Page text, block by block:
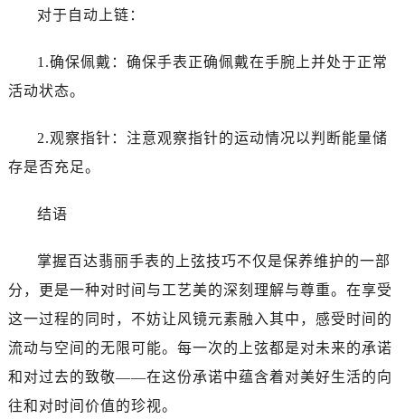
对于自动上链：
1.确保佩戴：确保手表正确佩戴在手腕上并处于正常
活动状态。
2.观察指针：注意观察指针的运动情况以判断能量储
存是否充足。
结语
掌握百达翡丽手表的上弦技巧不仅是保养维护的一部
分，更是一种对时间与工艺美的深刻理解与尊重。在享受
这一过程的同时，不妨让风镜元素融入其中，感受时间的
流动与空间的无限可能。每一次的上弦都是对未来的承诺
和对过去的致敬——在这份承诺中蕴含着对美好生活的向
往和对时间价值的珍视。